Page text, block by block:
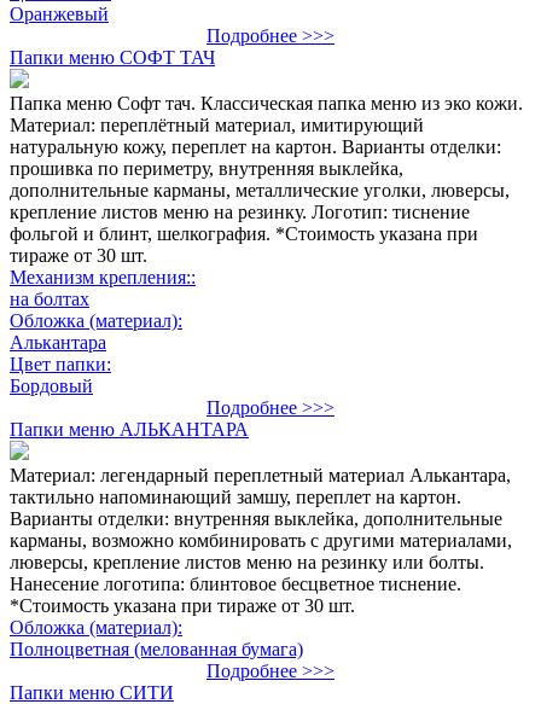
Оранжевый
Подробнее >>>
Папки меню СОФТ ТАЧ
Папка меню Софт тач. Классическая папка меню из эко кожи.
Материал: переплётный материал, имитирующий
натуральную кожу, переплет на картон. Варианты отделки:
прошивка по периметру, внутренняя выклейка,
дополнительные карманы, металлические уголки, люверсы,
крепление листов меню на резинку. Логотип: тиснение
фольгой и блинт, шелкография. *Стоимость указана при
тираже от 30 шт.
Механизм крепления::
на болтах
Обложка (материал):
Алькантара
Цвет папки:
Бордовый
Подробнее >>>
Папки меню АЛЬКАНТАРА
Материал: легендарный переплетный материал Алькантара,
тактильно напоминающий замшу, переплет на картон.
Варианты отделки: внутренняя выклейка, дополнительные
карманы, возможно комбинировать с другими материалами,
люверсы, крепление листов меню на резинку или болты.
Нанесение логотипа: блинтовое бесцветное тиснение.
*Стоимость указана при тираже от 30 шт.
Обложка (материал):
Полноцветная (мелованная бумага)
Подробнее >>>
Папки меню СИТИ